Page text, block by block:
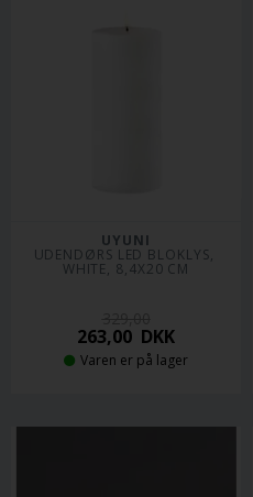
UYUNI
UDENDØRS LED BLOKLYS,
WHITE, 8,4X20 CM
263,00 DKK
Varen er på lager